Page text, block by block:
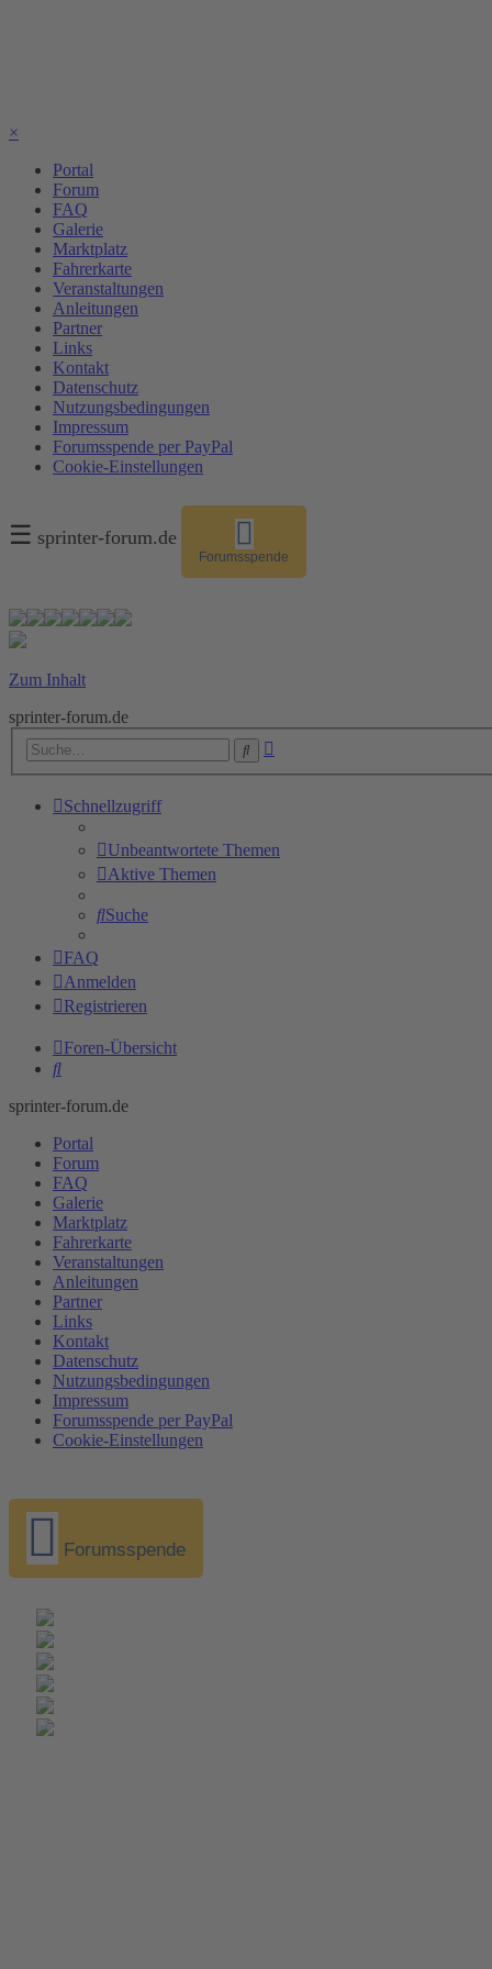
×
Portal
Forum
FAQ
Galerie
Marktplatz
Fahrerkarte
Veranstaltungen
Anleitungen
Partner
Links
Kontakt
Datenschutz
Nutzungsbedingungen
Impressum
Forumsspende per PayPal
Cookie-Einstellungen
☰ sprinter-forum.de
Forumsspende
Zum Inhalt
sprinter-forum.de
Suche
Schnellzugriff
Unbeantwortete Themen
Aktive Themen
Suche
FAQ
Anmelden
Registrieren
Foren-Übersicht
Suche
sprinter-forum.de
Portal
Forum
FAQ
Galerie
Marktplatz
Fahrerkarte
Veranstaltungen
Anleitungen
Partner
Links
Kontakt
Datenschutz
Nutzungsbedingungen
Impressum
Forumsspende per PayPal
Cookie-Einstellungen
Forumsspende